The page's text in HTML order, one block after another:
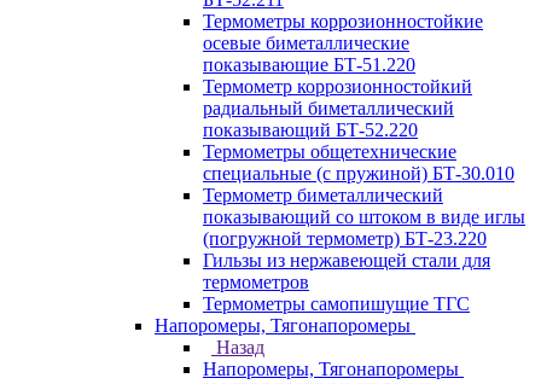
Термометры коррозионностойкие
осевые биметаллические
показывающие БТ-51.220
Термометр коррозионностойкий
радиальный биметаллический
показывающий БТ-52.220
Термометры общетехнические
специальные (с пружиной) БТ-30.010
Термометр биметаллический
показывающий со штоком в виде иглы
(погружной термометр) БТ-23.220
Гильзы из нержавеющей стали для
термометров
Термометры самопишущие ТГС
Напоромеры, Тягонапоромеры
Назад
Напоромеры, Тягонапоромеры